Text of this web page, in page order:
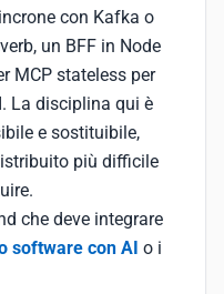
con Kafka o
un BFF in Node
MCP stateless per
La disciplina qui è
e sostituibile,
più difficile
che deve integrare
software con AI o i